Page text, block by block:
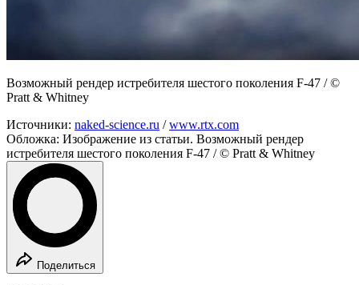
Возможный рендер истребителя шестого поколения F-47 / ©
Pratt & Whitney
Источники: naked-science.ru /www.rtx.com
Обложка: Изображение из статьи. Возможный рендер
истребителя шестого поколения F-47 / © Pratt & Whitney
Поделиться